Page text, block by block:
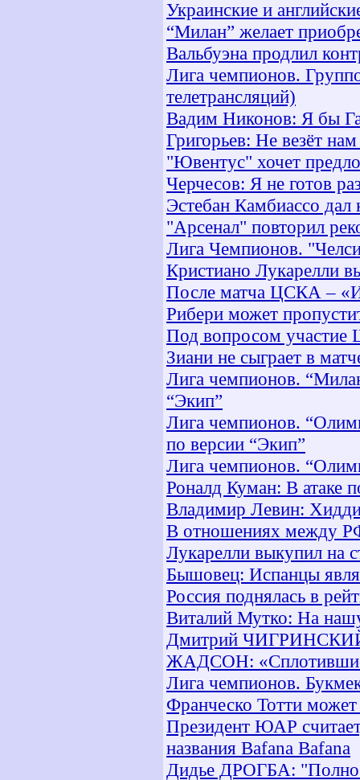
Украинские и
“Милан” желает
Вальбуэна продлил
Лига чемпионов.
телетрансляций)
Вадим Никонов: Я бы
Григорьев: Не везёт
"Ювентус" хочет
Черчесов: Я не готов
Эстебан Камбиассо
"Арсенал" повторил
Лига Чемпионов.
Кристиано Лукарелли
После матча ЦСКА –
Рибери может
Под вопросом участие
Зиани не сыграет в
Лига чемпионов.
“Экип”
Лига чемпионов.
по версии “Экип”
Лига чемпионов.
Роналд Куман: В атаке
Владимир Левин:
В отношениях между
Лукарелли выкупил на
Бышовец: Испанцы
Россия поднялась в
Виталий Мутко: На
Дмитрий ЧИГРИНСКИЙ:
ЖАДСОН:
Лига чемпионов.
Франческо Тотти
Президент ЮАР
названия Bafana Bafana
Дидье ДРОГБА: